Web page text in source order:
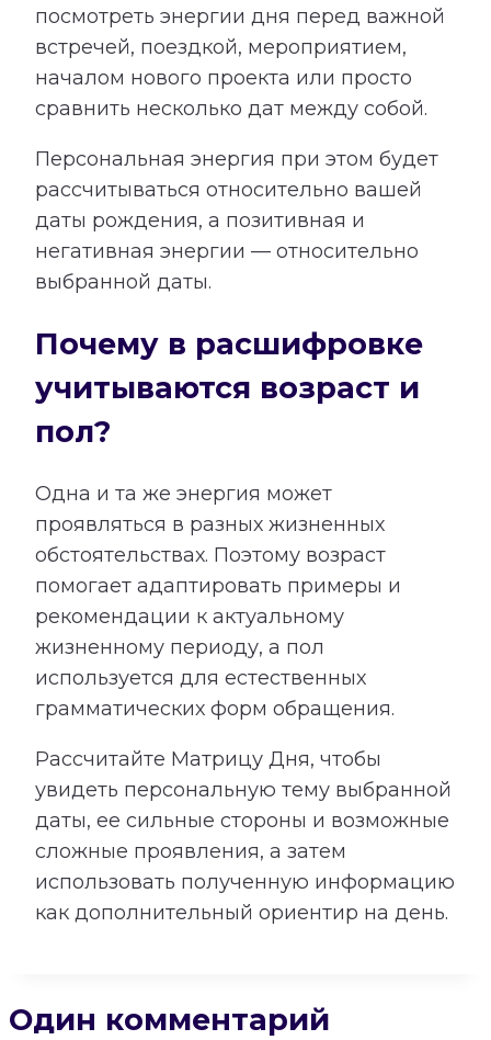
посмотреть энергии дня перед важной
встречей, поездкой, мероприятием,
началом нового проекта или просто
сравнить несколько дат между собой.
Персональная энергия при этом будет
рассчитываться относительно вашей
даты рождения, а позитивная и
негативная энергии — относительно
выбранной даты.
Почему в расшифровке
учитываются возраст и
пол?
Одна и та же энергия может
проявляться в разных жизненных
обстоятельствах. Поэтому возраст
помогает адаптировать примеры и
рекомендации к актуальному
жизненному периоду, а пол
используется для естественных
грамматических форм обращения.
Рассчитайте Матрицу Дня, чтобы
увидеть персональную тему выбранной
даты, ее сильные стороны и возможные
сложные проявления, а затем
использовать полученную информацию
как дополнительный ориентир на день.
Один комментарий